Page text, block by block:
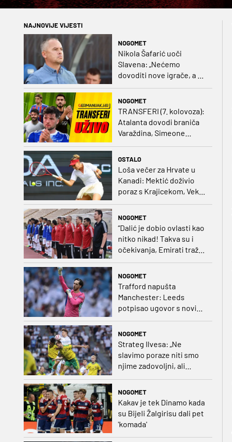
NAJNOVIJE VIJESTI
NOGOMET
Nikola Šafarić uoči
Slavena: „Nećemo
dovoditi nove igrače, a o
NOGOMET
TRANSFERI (7. kolovoza):
Atalanta dovodi braniča
Varaždina, Simeone
OSTALO
Loša večer za Hrvate u
Kanadi: Mektić doživio
poraz s Krajicekom, Vekić
poražena u paru sa
NOGOMET
“Dalić je dobio ovlasti kao
nitko nikad! Takva su i
očekivanja, Emirati traže
i veliki rezultat!“
NOGOMET
Trafford napušta
Manchester: Leeds
potpisao ugovor s novim
NOGOMET
Strateg Ilvesa: „Ne
slavimo poraze niti smo
njime zadovoljni, ali
NOGOMET
Kakav je tek Dinamo kada
su Bijeli Žalgirisu dali pet
'komada'